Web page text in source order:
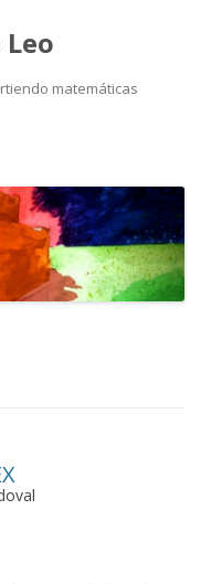
matemáticas